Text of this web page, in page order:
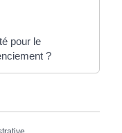
pour le
?